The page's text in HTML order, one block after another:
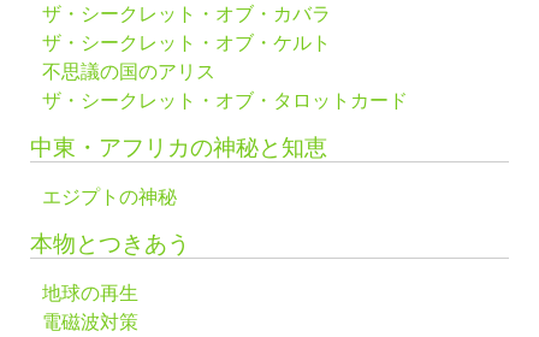
ザ・シークレット・オブ・カバラ
ザ・シークレット・オブ・ケルト
不思議の国のアリス
ザ・シークレット・オブ・タロットカード
中東・アフリカの神秘と知恵
エジプトの神秘
本物とつきあう
地球の再生
電磁波対策